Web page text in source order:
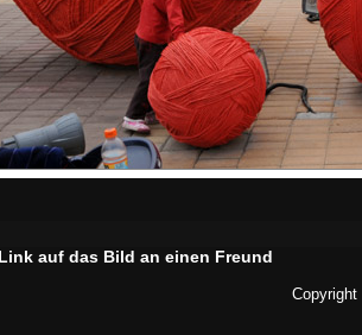
auf das Bild an einen Freund